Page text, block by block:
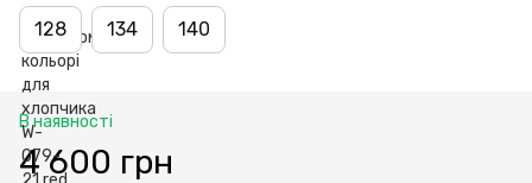
128 134 140
В наявності
4 600 грн